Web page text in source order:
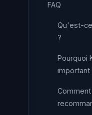
FAQ
Qu'est-ce
?
Pourquoi
important